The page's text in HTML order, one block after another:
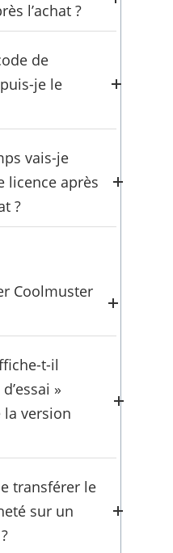
en utilisant
l’achat ?
sivotre code
après
de
je le
un code
adresse e-
de
d’assistance.
vais-je
licence après
?
après avoir
Coolmuster
promo de
que vous ne
cet
à résoudre le
:
et ajoutez votre
t-il
»
la version
le logiciel, mais
toujours
normal. Voici
transférer le
sur un